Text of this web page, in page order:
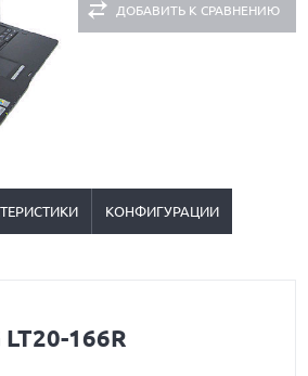
ДОБАВИТЬ К СРАВНЕНИЮ
КОНФИГУРАЦИИ
166R